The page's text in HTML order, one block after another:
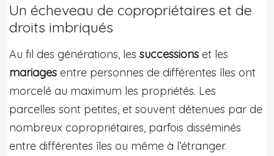
Un écheveau de copropriétaires et de
droits imbriqués
Au fil des générations, les successions et les
mariages entre personnes de différentes îles ont
morcelé au maximum les propriétés. Les
parcelles sont petites, et souvent détenues par de
nombreux copropriétaires, parfois disséminés
entre différentes îles ou même à l’étranger.